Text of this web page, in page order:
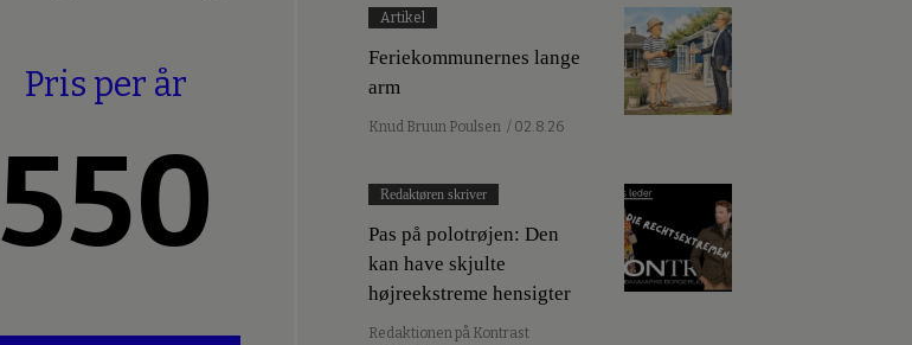
Pris per år
550
Artikel
Feriekommunernes lange
arm
Knud Bruun Poulsen / 02.8.26
Redaktøren skriver
Pas på polotrøjen: Den
kan have skjulte
højreekstreme hensigter
Redaktionen på Kontrast